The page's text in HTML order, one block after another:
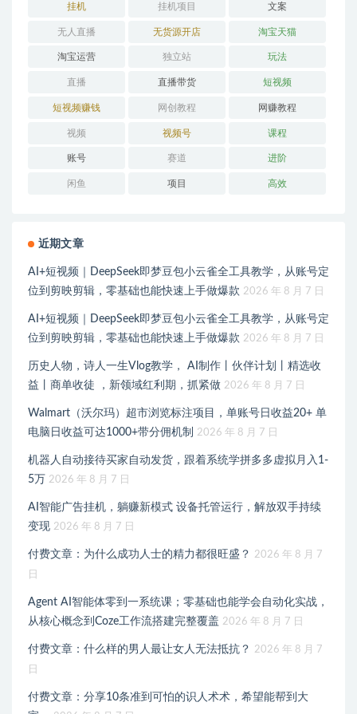
挂机 挂机项目 文案
无人直播 无货源开店 淘宝天猫
淘宝运营 独立站 玩法
直播 直播带货 短视频
短视频赚钱 网创教程 网赚教程
视频 视频号 课程
账号 赛道 进阶
闲鱼 项目 高效
近期文章
AI+短视频｜DeepSeek即梦豆包小云雀全工具教学，从账号定
位到剪映剪辑，零基础也能快速上手做爆款 2026 年 8 月 7 日
AI+短视频｜DeepSeek即梦豆包小云雀全工具教学，从账号定
位到剪映剪辑，零基础也能快速上手做爆款 2026 年 8 月 7 日
历史人物，诗人一生Vlog教学， AI制作丨伙伴计划丨精选收
益丨商单收徒 ，新领域红利期，抓紧做 2026 年 8 月 7 日
Walmart（沃尔玛）超市浏览标注项目，单账号日收益20+ 单
电脑日收益可达1000+带分佣机制
2026 年 8 月 7 日
机器人自动接待买家自动发货，跟着系统学拼多多虚拟月入1-
5万 2026 年 8 月 7 日
AI智能广告挂机，躺赚新模式 设备托管运行，解放双手持续
变现 2026 年 8 月 7 日
付费文章：为什么成功人士的精力都很旺盛？
2026 年 8 月 7
日
Agent AI智能体零到一系统课；零基础也能学会自动化实战，
从核心概念到Coze工作流搭建完整覆盖 2026 年 8 月 7 日
付费文章：什么样的男人最让女人无法抵抗？
2026 年 8 月 7
日
付费文章：分享10条准到可怕的识人术术，希望能帮到大